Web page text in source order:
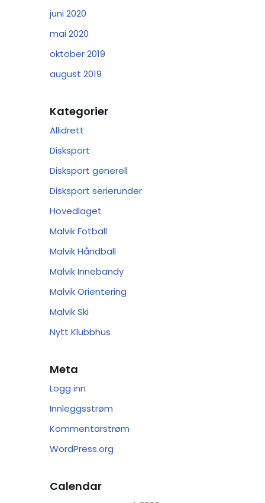
juni 2020
mai 2020
oktober 2019
august 2019
Kategorier
Allidrett
Disksport
Disksport generell
Disksport serierunder
Hovedlaget
Malvik Fotball
Malvik Håndball
Malvik Innebandy
Malvik Orientering
Malvik Ski
Nytt Klubbhus
Meta
Logg inn
Innleggsstrøm
Kommentarstrøm
WordPress.org
Calendar